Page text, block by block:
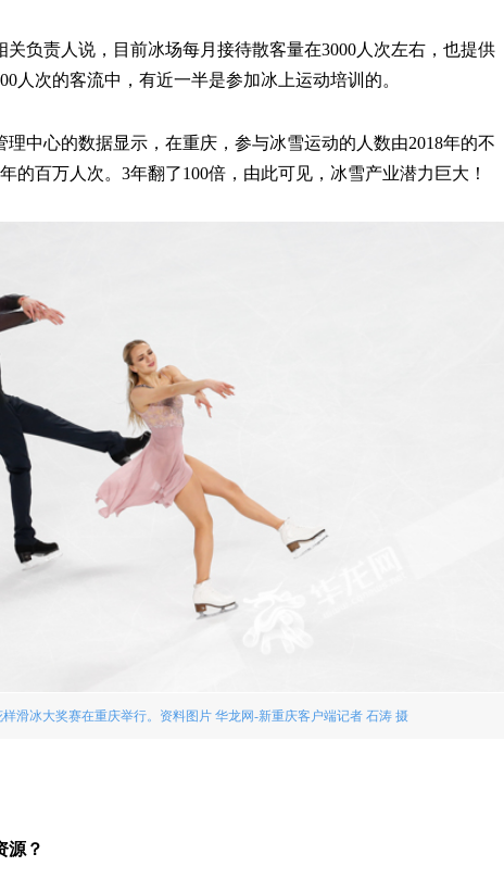
关负责人说，目前冰场每月接待散客量在3000人次左右，也提供
人次的客流中，有近一半是参加冰上运动培训的。
理中心的数据显示，在重庆，参与冰雪运动的人数由2018年的不
的百万人次。3年翻了100倍，由此可见，冰雪产业潜力巨大！
样滑冰大奖赛在重庆举行。资料图片 华龙网-新重庆客户端记者 石涛 摄
源？